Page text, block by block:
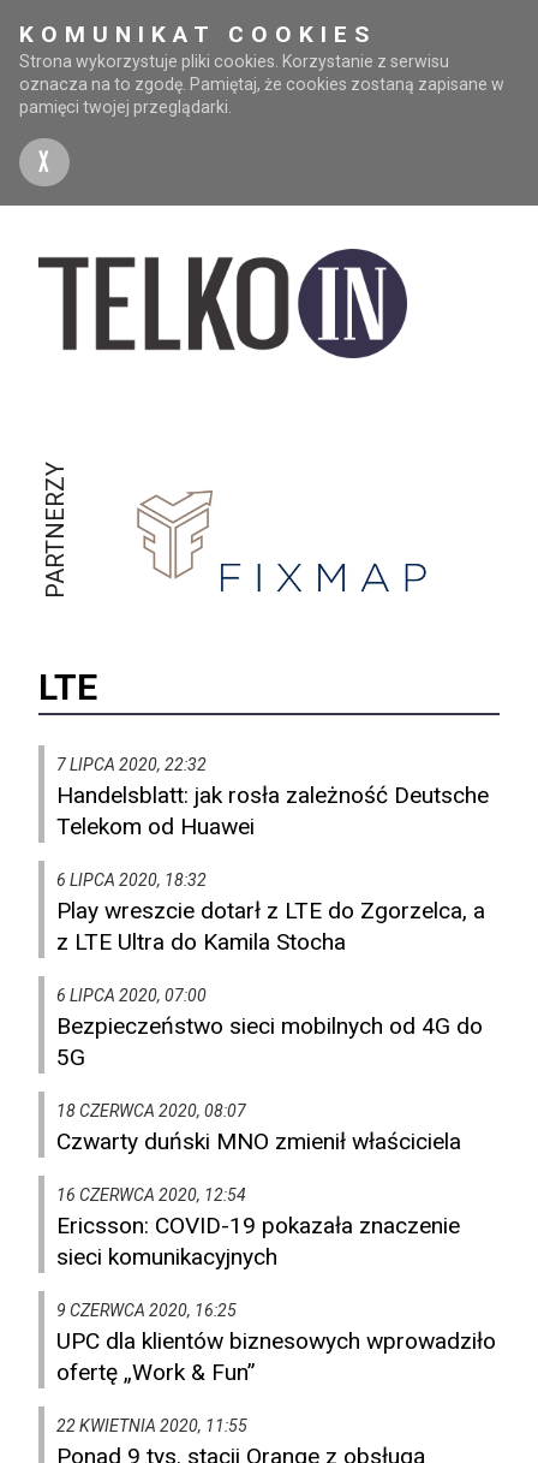
KOMUNIKAT COOKIES
Strona wykorzystuje pliki cookies. Korzystanie z serwisu
oznacza na to zgodę. Pamiętaj, że cookies zostaną zapisane w
pamięci twojej przeglądarki.
X
PARTNERZY
LTE
7 LIPCA 2020, 22:32
Handelsblatt: jak rosła zależność Deutsche
Telekom od Huawei
6 LIPCA 2020, 18:32
Play wreszcie dotarł z LTE do Zgorzelca, a
z LTE Ultra do Kamila Stocha
6 LIPCA 2020, 07:00
Bezpieczeństwo sieci mobilnych od 4G do
5G
18 CZERWCA 2020, 08:07
Czwarty duński MNO zmienił właściciela
16 CZERWCA 2020, 12:54
Ericsson: COVID-19 pokazała znaczenie
sieci komunikacyjnych
9 CZERWCA 2020, 16:25
UPC dla klientów biznesowych wprowadziło
ofertę „Work & Fun”
22 KWIETNIA 2020, 11:55
Ponad 9 tys. stacji Orange z obsługą